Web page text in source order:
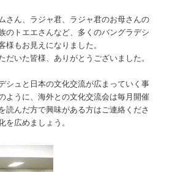
さん、ラジャ君、ラジャ君のお母さんの
のトエエさんなど、多くのバングラデシ
様もお見えになりました。
だいた皆様、ありがとうございました。
シュと日本の文化交流が広まっていく事
ように、海外との文化交流会は毎月開催
読んだ方で興味がある方はご連絡くださ
広めましょう。